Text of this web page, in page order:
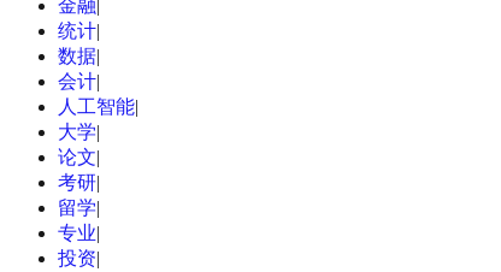
金融|
统计|
数据|
会计|
人工智能|
大学|
论文|
考研|
留学|
专业|
投资|